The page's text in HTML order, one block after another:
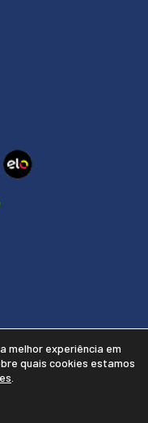
© Rei da Hotelaria
Alex Sanches
melhor experiência em
quais cookies estamos